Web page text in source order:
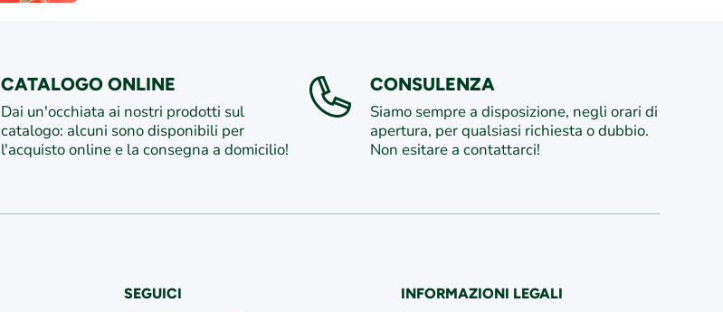
CATALOGO ONLINE
Dai un'occhiata ai nostri prodotti sul
catalogo: alcuni sono disponibili per
l'acquisto online e la consegna a domicilio!
CONSULENZA
Siamo sempre a disposizione, negli orari di
apertura, per qualsiasi richiesta o dubbio.
Non esitare a contattarci!
SEGUICI INFORMAZIONI LEGALI